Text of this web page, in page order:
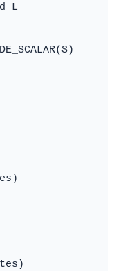
L